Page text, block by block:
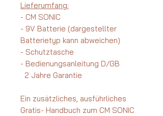
Lieferumfang:
- CM SONIC
- 9V Batterie (dargestellter
Batterietyp kann abweichen)
- Schutztasche
- Bedienungsanleitung D/GB
2 Jahre Garantie
Ein zusätzliches, ausführliches
Gratis- Handbuch zum CM SONIC